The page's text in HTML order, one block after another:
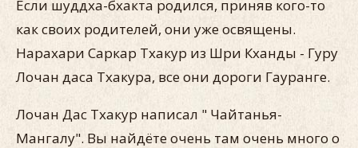
Если шуддха-бхакта родился, приняв кого-то
как своих родителей, они уже освящены.
Нарахари Саркар Тхакур из Шри Кханды - Гуру
Лочан даса Тхакура, все они дороги Гауранге.
Лочан Дас Тхакур написал " Чайтанья-
Мангалу". Вы найдёте очень там очень много о